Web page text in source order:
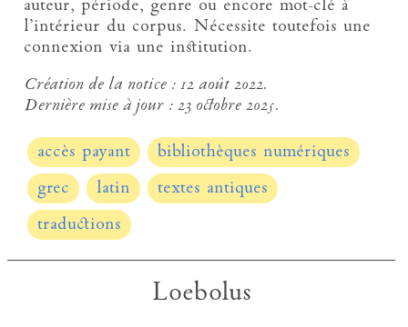
auteur, période, genre ou encore mot-clé à
l’intérieur du corpus. Nécessite toutefois une
connexion via une institution.
Création de la notice :12 août 2022.
Dernière mise à jour :23 octobre 2025.
accès payant
bibliothèques numériques
grec
latin
textes antiques
traductions
Loebolus